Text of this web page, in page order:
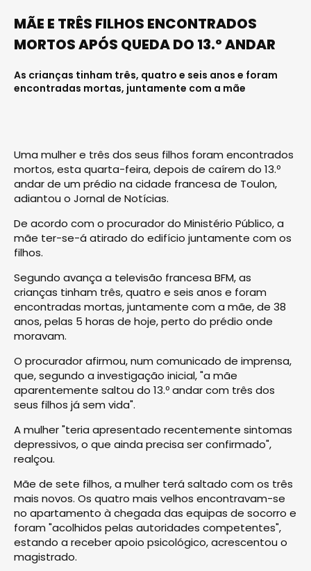
MÃE E TRÊS FILHOS ENCONTRADOS
MORTOS APÓS QUEDA DO 13.º ANDAR
As crianças tinham três, quatro e seis anos e foram
encontradas mortas, juntamente com a mãe
Uma mulher e três dos seus filhos foram encontrados
mortos, esta quarta-feira, depois de caírem do 13.º
andar de um prédio na cidade francesa de Toulon,
adiantou o Jornal de Notícias.
De acordo com o procurador do Ministério Público, a
mãe ter-se-á atirado do edifício juntamente com os
filhos.
Segundo avança a televisão francesa BFM, as
crianças tinham três, quatro e seis anos e foram
encontradas mortas, juntamente com a mãe, de 38
anos, pelas 5 horas de hoje, perto do prédio onde
moravam.
O procurador afirmou, num comunicado de imprensa,
que, segundo a investigação inicial, "a mãe
aparentemente saltou do 13.º andar com três dos
seus filhos já sem vida".
A mulher "teria apresentado recentemente sintomas
depressivos, o que ainda precisa ser confirmado",
realçou.
Mãe de sete filhos, a mulher terá saltado com os três
mais novos. Os quatro mais velhos encontravam-se
no apartamento à chegada das equipas de socorro e
foram "acolhidos pelas autoridades competentes",
estando a receber apoio psicológico, acrescentou o
magistrado.